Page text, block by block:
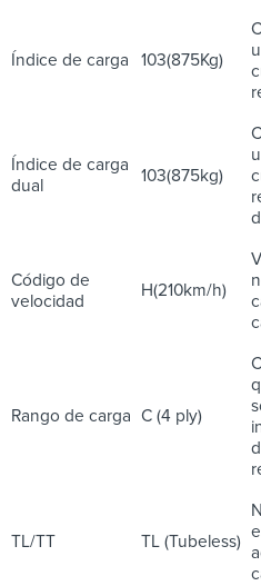
Índice de carga 103(875Kg)
Índice de carga
dual
103(875kg)
Código de
velocidad
H(210km/h)
Rango de carga C (4 ply)
TL/TT TL (Tubeless)